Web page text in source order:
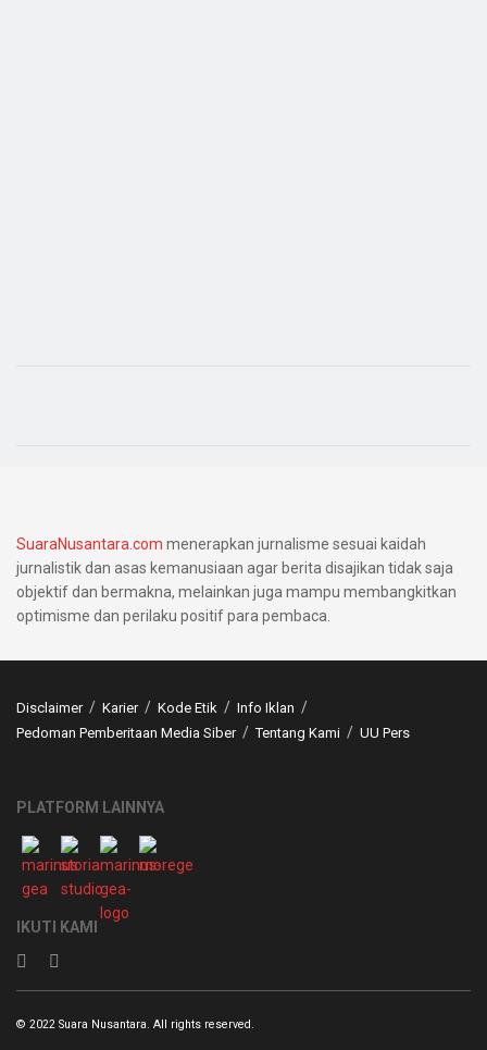
SuaraNusantara.com menerapkan jurnalisme sesuai kaidah
jurnalistik dan asas kemanusiaan agar berita disajikan tidak saja
objektif dan bermakna, melainkan juga mampu membangkitkan
optimisme dan perilaku positif para pembaca.
Disclaimer Karier Kode Etik
Info Iklan
Pedoman Pemberitaan Media Siber
Tentang Kami UU Pers
PLATFORM LAINNYA
IKUTI KAMI
© 2022 Suara Nusantara. All rights reserved.